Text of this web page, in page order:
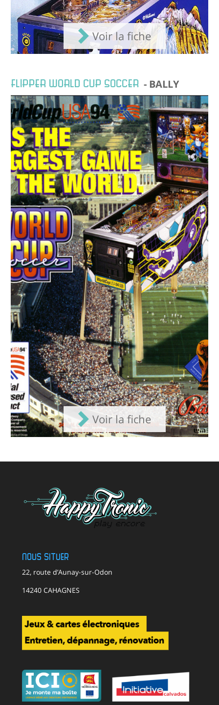
Voir la fiche
FLIPPER WORLD CUP SOCCER - BALLY
Voir la fiche
Nous situer
22, route d’Aunay-sur-Odon
14240 CAHAGNES